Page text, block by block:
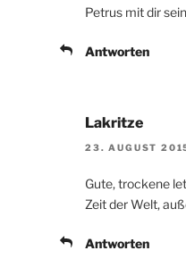
Petrus mit dir
Antworten
Lakritze
23. AUGUST
Gute, trockene
Zeit der Welt,
Antworten